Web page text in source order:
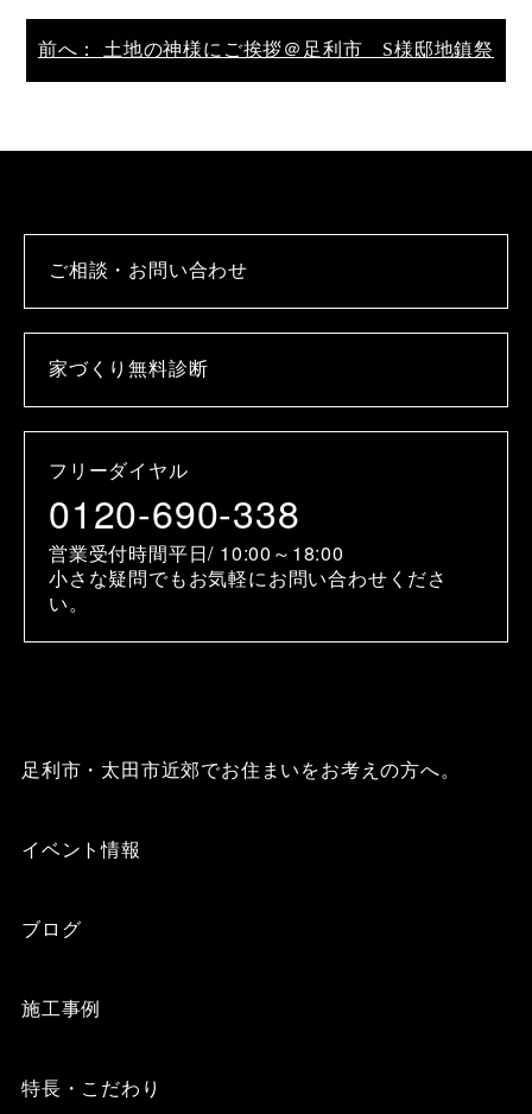
前へ： 土地の神様にご挨拶＠足利市 S様邸地鎮祭
ご相談・お問い合わせ
家づくり無料診断
フリーダイヤル
0120-690-338
営業受付時間平日/ 10:00～18:00
小さな疑問でもお気軽にお問い合わせくださ
い。
足利市・太田市近郊でお住まいをお考えの方へ。
イベント情報
ブログ
施工事例
特長・こだわり